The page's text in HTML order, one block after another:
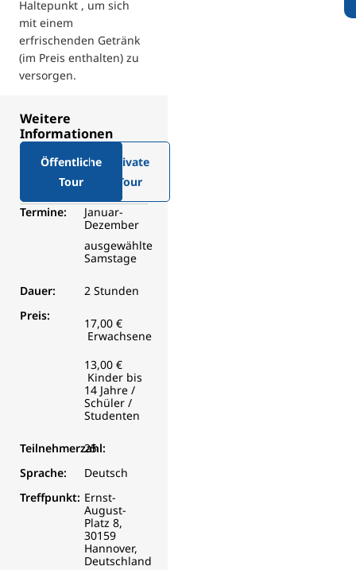
Haltepunkt , um sich
mit einem
erfrischenden Getränk
(im Preis enthalten) zu
versorgen.
Weitere
Informationen
Öffentliche
Tour
Private
Tour
Termine:
Januar-
Dezember
ausgewählte
Samstage
Dauer:
2 Stunden
Preis:
17,00 €
Erwachsene
13,00 €
Kinder bis
14 Jahre /
Schüler /
Studenten
Teilnehmerzahl:
25
Sprache:
Deutsch
Treffpunkt: Ernst-
August-
Platz 8,
30159
Hannover,
Deutschland